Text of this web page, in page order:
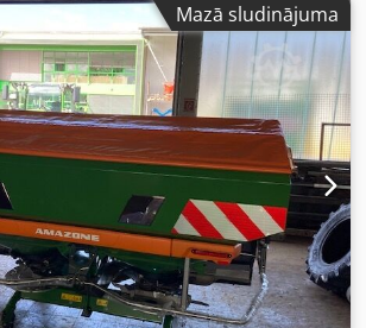
Mazā sludinājuma